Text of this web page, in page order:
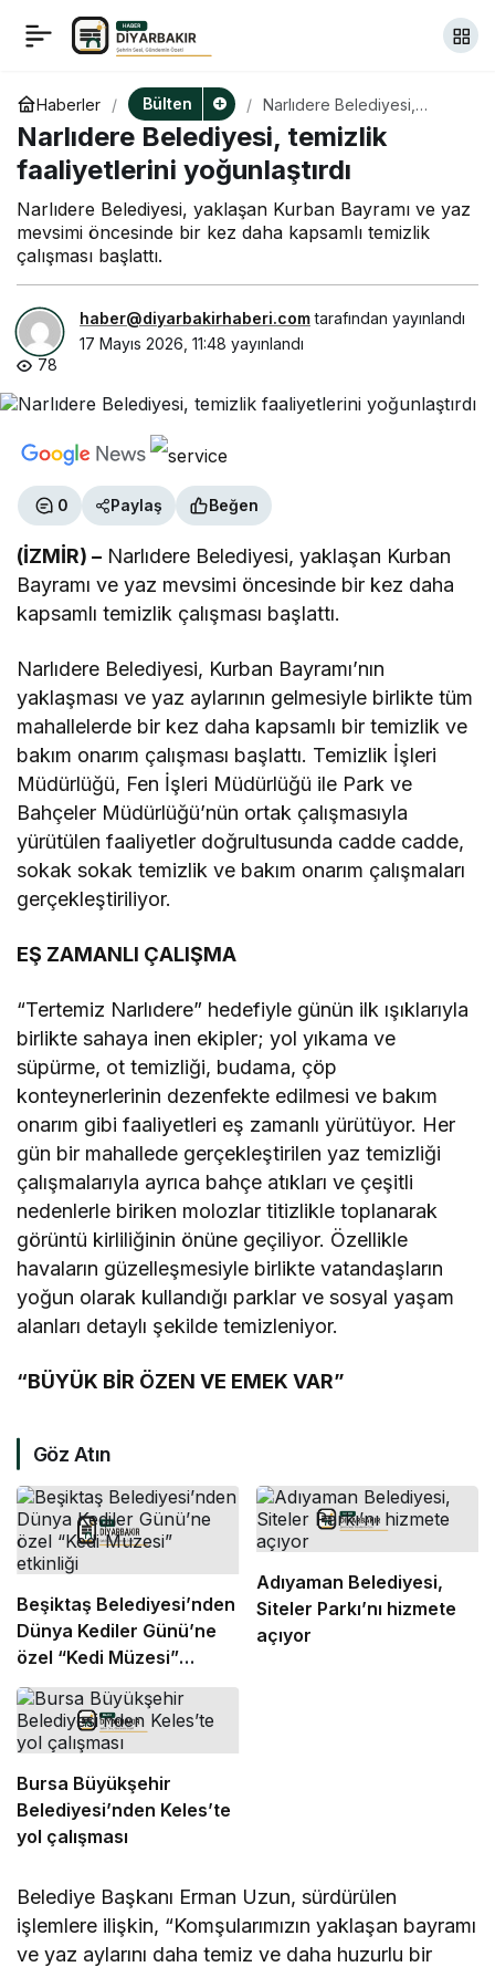
Haberler Bülten
Narlıdere Belediyesi,
temizlik faaliyetlerini
yoğunlaştırdı
Narlıdere Belediyesi, temizlik
faaliyetlerini yoğunlaştırdı
Narlıdere Belediyesi, yaklaşan Kurban Bayramı ve yaz
mevsimi öncesinde bir kez daha kapsamlı temizlik
çalışması başlattı.
haber@diyarbakirhaberi.comtarafından yayınlandı
17 Mayıs 2026, 11:48 yayınlandı
78
0 Paylaş Beğen
(İZMİR) – Narlıdere Belediyesi, yaklaşan Kurban
Bayramı ve yaz mevsimi öncesinde bir kez daha
kapsamlı temizlik çalışması başlattı.
Narlıdere Belediyesi, Kurban Bayramı’nın
yaklaşması ve yaz aylarının gelmesiyle birlikte tüm
mahallelerde bir kez daha kapsamlı bir temizlik ve
bakım onarım çalışması başlattı. Temizlik İşleri
Müdürlüğü, Fen İşleri Müdürlüğü ile Park ve
Bahçeler Müdürlüğü’nün ortak çalışmasıyla
yürütülen faaliyetler doğrultusunda cadde cadde,
sokak sokak temizlik ve bakım onarım çalışmaları
gerçekleştiriliyor.
EŞ ZAMANLI ÇALIŞMA
“Tertemiz Narlıdere” hedefiyle günün ilk ışıklarıyla
birlikte sahaya inen ekipler; yol yıkama ve
süpürme, ot temizliği, budama, çöp
konteynerlerinin dezenfekte edilmesi ve bakım
onarım gibi faaliyetleri eş zamanlı yürütüyor. Her
gün bir mahallede gerçekleştirilen yaz temizliği
çalışmalarıyla ayrıca bahçe atıkları ve çeşitli
nedenlerle biriken molozlar titizlikle toplanarak
görüntü kirliliğinin önüne geçiliyor. Özellikle
havaların güzelleşmesiyle birlikte vatandaşların
yoğun olarak kullandığı parklar ve sosyal yaşam
alanları detaylı şekilde temizleniyor.
“BÜYÜK BİR ÖZEN VE EMEK VAR”
Göz Atın
Beşiktaş Belediyesi’nden
Dünya Kediler Günü’ne
özel “Kedi Müzesi”
etkinliği
Adıyaman Belediyesi,
Siteler Parkı’nı hizmete
açıyor
Bursa Büyükşehir
Belediyesi’nden Keles’te
yol çalışması
Belediye Başkanı Erman Uzun, sürdürülen
işlemlere ilişkin, “Komşularımızın yaklaşan bayramı
ve yaz aylarını daha temiz ve daha huzurlu bir
Mersin Büyükşehir
Belediyesi’nden
engelleri aşan “Bocce
Turnuvası”
Paylaş